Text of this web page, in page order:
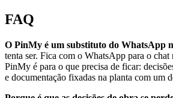
FAQ
O PinMy é um substituto do WhatsApp
tenta ser. Fica com o WhatsApp para o chat
PinMy é para o que precisa de ficar:
e documentação fixadas na planta com um